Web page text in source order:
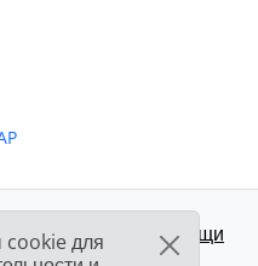
Центр помощи
для